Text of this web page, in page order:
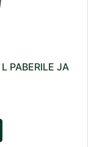
PABERILE JA